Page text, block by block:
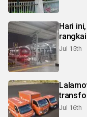
Hari
Jul 15th
Jul 16th